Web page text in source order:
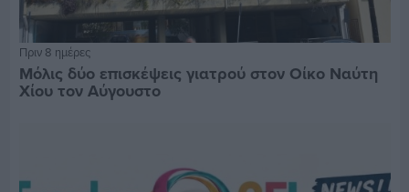
Πριν 8 ημέρες
Μόλις δύο επισκέψεις γιατρού στον Οίκο Ναύτη
Χίου τον Αύγουστο